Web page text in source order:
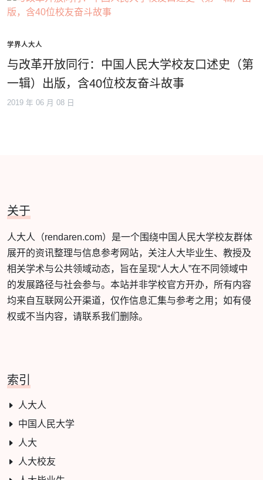
学界人大人
与改革开放同行：中国人民大学校友口述史（第
一辑）出版，含40位校友奋斗故事
2019 年 06 月 08 日
关于
人大人（rendaren.com）是一个围绕中国人民大学校友群体
展开的资讯整理与信息参考网站，关注人大毕业生、教授及
相关学术与公共领域动态，旨在呈现“人大人”在不同领域中
的发展路径与社会参与。本站并非学校官方开办，所有内容
均来自互联网公开渠道，仅作信息汇集与参考之用；如有侵
权或不当内容，请联系我们删除。
索引
人大人
中国人民大学
人大
人大校友